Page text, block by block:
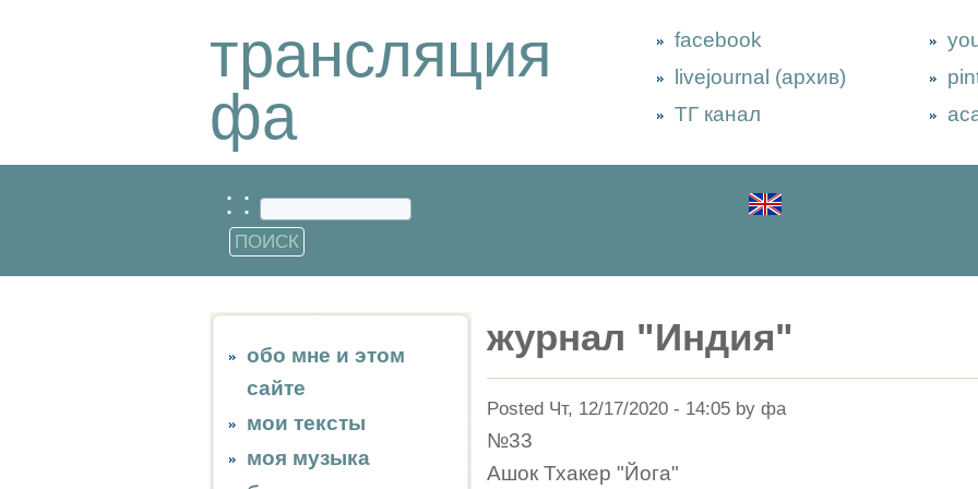
трансляция
фа
facebook
livejournal (архив)
ТГ канал
: :
обо мне и этом
сайте
мои тексты
моя музыка
журнал "Индия"
Posted Чт, 12/17/2020 - 14:05 by фа
№33
Ашок Тхакер "Йога"